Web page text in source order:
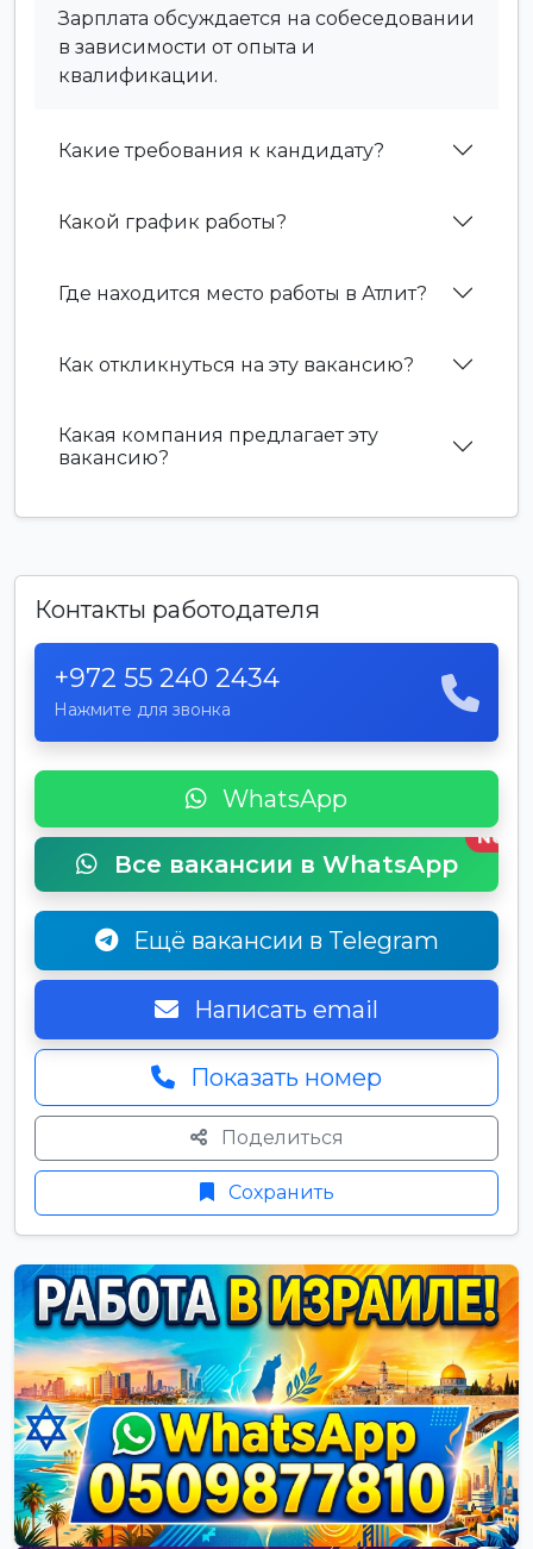
Зарплата обсуждается на собеседовании
в зависимости от опыта и
квалификации.
Какие требования к кандидату?
Какой график работы?
Где находится место работы в Атлит?
Как откликнуться на эту вакансию?
Какая компания предлагает эту
вакансию?
Контакты работодателя
+972 55 240 2434
Нажмите для звонка
WhatsApp
Все вакансии в WhatsApp
New
Ещё вакансии в Telegram
Написать email
Показать номер
Поделиться
Сохранить